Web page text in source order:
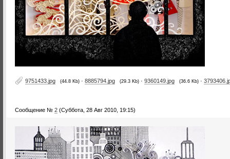
9751433.jpg (44.8 Kb) · 8885794.jpg (29.3 Kb) · 9360149.jpg (36.6 Kb) ·
Сообщение № 2 (Суббота, 28 Авг 2010, 19:15)